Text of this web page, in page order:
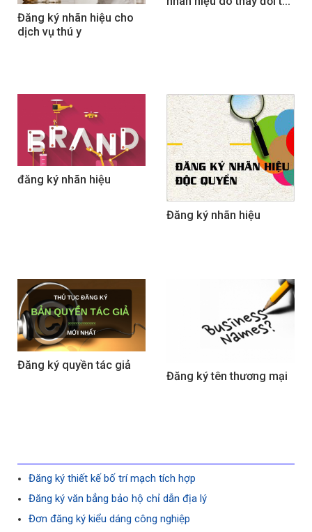
Đăng ký nhãn hiệu cho
dịch vụ thú y
đăng ký nhãn hiệu
Đăng ký nhãn hiệu
Đăng ký quyền tác giả
Đăng ký tên thương mại
Đăng ký thiết kế bố trí mạch tích hợp
Đăng ký văn bẳng bảo hộ chỉ dẫn địa lý
Đơn đăng ký kiểu dáng công nghiệp